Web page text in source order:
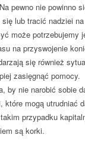
pewno nie powinno
się lub tracić nadziei na
może potrzebujemy
na przyswojenie
się również
zasięgnąć pomocy.
by nie narobić sobie
które mogą utrudniać
przypadku
są korki.